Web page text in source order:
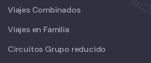
Viajes Combinados
Viajes en Familia
Circuitos Grupo reducido